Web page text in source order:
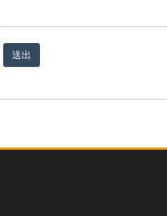
送出